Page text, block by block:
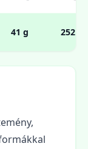
41 g 252 g